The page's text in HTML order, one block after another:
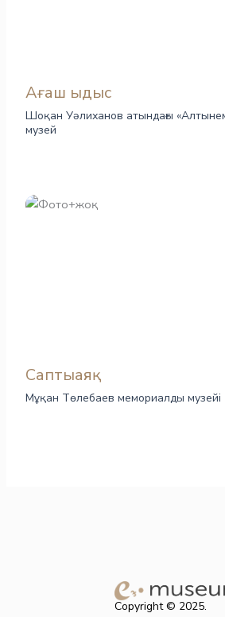
Ағаш ыдыс
Шоқан Уәлиханов атындағы
музей
Саптыаяқ
Мұқан Төлебаев мемориалды музейі
Copyright © 2025.